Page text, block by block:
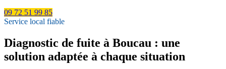
09 72 51 99 85
Service local fiable
Diagnostic de fuite à Boucau : une
solution adaptée à chaque situation